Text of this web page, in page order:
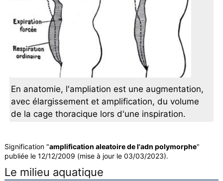
En anatomie, l'ampliation est une augmentation,
avec élargissement et amplification, du volume
de la cage thoracique lors d'une inspiration.
Signification "amplification aleatoire de l'adn polymorphe"
publiée le 12/12/2009 (mise à jour le 03/03/2023).
Le milieu aquatique